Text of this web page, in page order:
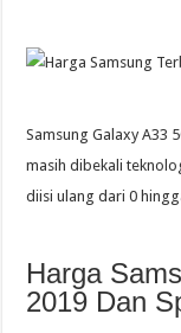
Samsung Galaxy A33
masih dibekali
diisi ulang dari 0
Harga
2019 Dan